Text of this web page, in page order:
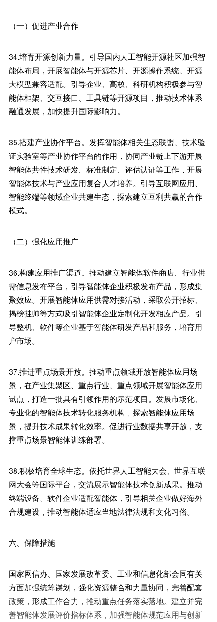
（一）促进产业合作
34.培育开源创新力量。引导国内人工智能开源社区加强智
能体布局，开展智能体与开源芯片、开源操作系统、开源
大模型兼容适配。引导企业、高校、科研机构积极参与智
能体框架、交互接口、工具链等开源项目，推动技术体系
融通发展，加快提升国际影响力。
35.搭建产业协作平台。发挥智能体相关生态联盟、技术验
证实验室等产业协作平台的作用，协同产业链上下游开展
智能体共性技术研发、标准制定、评估认证等工作，开展
智能体技术与产业应用复合人才培养。引导互联网应用、
智能终端等领域企业共建生态，探索建立互利共赢的合作
模式。
（二）强化应用推广
36.构建应用推广渠道。推动建立智能体软件商店、行业供
需信息发布平台，引导智能体企业积极发布产品，形成集
聚效应。开展智能体应用供需对接活动，采取公开招标、
揭榜挂帅等方式吸引智能体企业定制化开发相应产品。引
导整机、软件等企业基于智能体研发产品和服务，培育用
户市场。
37.推进重点场景开放。推动重点领域开放智能体应用场
景，在产业集聚区、重点行业、重点领域开展智能体应用
试点，打造一批具有引领作用的示范项目。发展市场化、
专业化的智能体技术转化服务机构，探索智能体应用场
景，提升技术成果转化效率。促进行业数据共享开放，支
撑重点场景智能体训练部署。
38.积极培育全球生态。依托世界人工智能大会、世界互联
网大会等国际平台，交流展示智能体技术创新成果。推动
终端设备、软件企业适配智能体，引导相关企业做好海外
合规建设，推动智能体适应当地法律法规和文化习俗。
六、保障措施
国家网信办、国家发展改革委、工业和信息化部会同有关
方面加强统筹谋划，强化资源整合和力量协同，完善配套
政策，形成工作合力，推动重点任务落实落地。建立并完
善智能体发展评价指标体系，加强智能体规范应用与创新